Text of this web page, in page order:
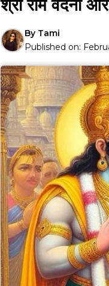
श्री राम वंदना
By Tami
Published on: